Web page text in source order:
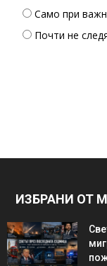
Само при
Почти не
ИЗБРАНИ ОТ